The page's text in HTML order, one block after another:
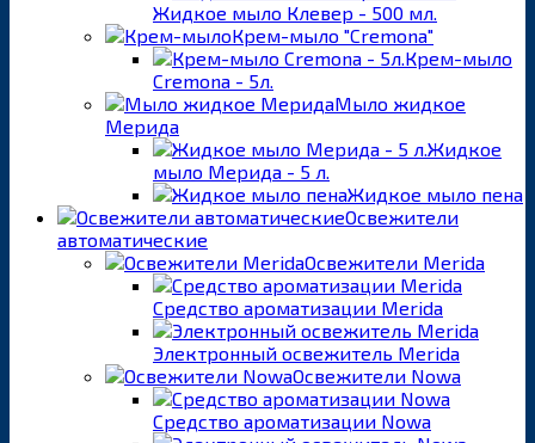
Жидкое мыло Клевер - 500 мл.
Крем-мыло "Cremona"
Крем-мыло
Cremona - 5л.
Мыло жидкое
Мерида
Жидкое
мыло Мерида - 5 л.
Жидкое мыло пена
Освежители
автоматические
Освежители Merida
Средство ароматизации Merida
Электронный освежитель Merida
Освежители Nowa
Средство ароматизации Nowa